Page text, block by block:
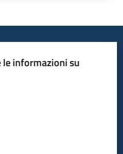
le informazioni su